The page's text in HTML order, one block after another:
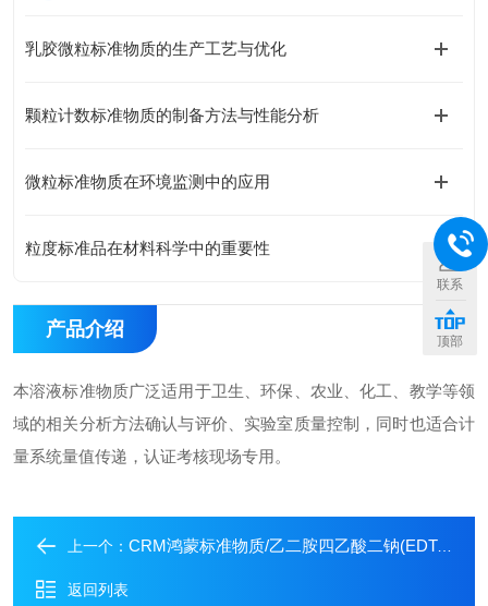
乳胶微粒标准物质的生产工艺与优化
颗粒计数标准物质的制备方法与性能分析
微粒标准物质在环境监测中的应用
粒度标准品在材料科学中的重要性
产品介绍
本溶液标准物质广泛适用于卫生、环保、农业、化工、教学等领
域的相关分析方法确认与评价、实验室质量控制，同时也适合计
量系统量值传递，认证考核现场专用。
上一个： CRM鸿蒙标准物质/乙二胺四乙酸二钠(EDTA)容量分析用标准物质(乙二胺四醋酸二钠)c(EDTA)：0.1mol/L45mL
返回列表
联系
顶部